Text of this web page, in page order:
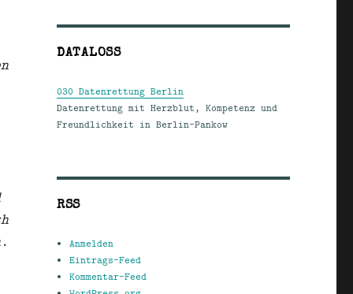
DATALOSS
030 Datenrettung Berlin
Datenrettung mit Herzblut, Kompetenz und
Freundlichkeit in Berlin-Pankow
RSS
Anmelden
Eintrags-Feed
Kommentar-Feed